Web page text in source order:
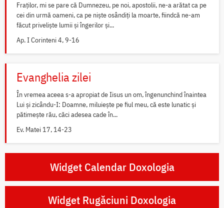
Fraților, mi se pare că Dumnezeu, pe noi, apostolii, ne-a arătat ca pe
cei din urmă oameni, ca pe niște osândiți la moarte, fiindcă ne-am
făcut priveliște lumii și îngerilor și...
Ap. I Corinteni 4, 9-16
Evanghelia zilei
În vremea aceea s-a apropiat de Iisus un om, îngenunchind înaintea
Lui și zicându-I: Doamne, miluiește pe fiul meu, că este lunatic și
pătimește rău, căci adesea cade în...
Ev. Matei 17, 14-23
Widget Calendar Doxologia
Widget Rugăciuni Doxologia